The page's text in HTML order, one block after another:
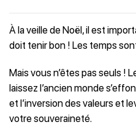
À la veille de Noël,il est
doit tenir bon ! Les temps
Mais vous n’êtes pas seuls !
laissez l’ancien monde
et l’inversion des valeurs et
votre souveraineté.